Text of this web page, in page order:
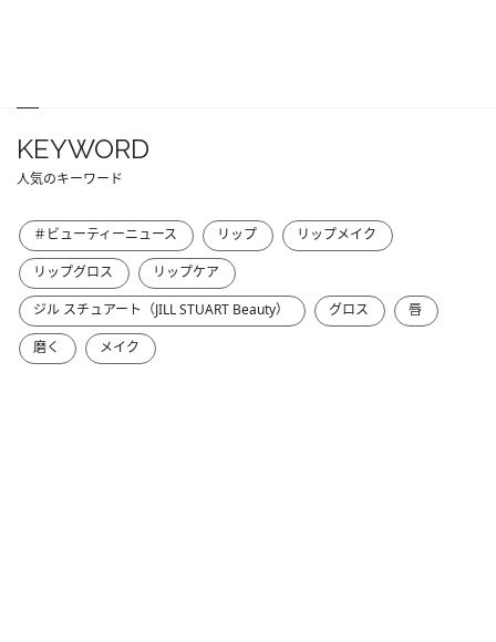
KEYWORD
人気のキーワード
＃ビューティーニュース リップ
リップメイク
リップグロス
リップケア
ジル スチュアート（JILL STUART Beauty）
グロス
唇
磨く
メイク